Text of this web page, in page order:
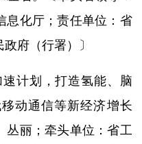
息化厅；责任单位：省
府（行署）〕
计划，打造氢能、脑
动通信等新经济增长
丛丽；牵头单位：省工